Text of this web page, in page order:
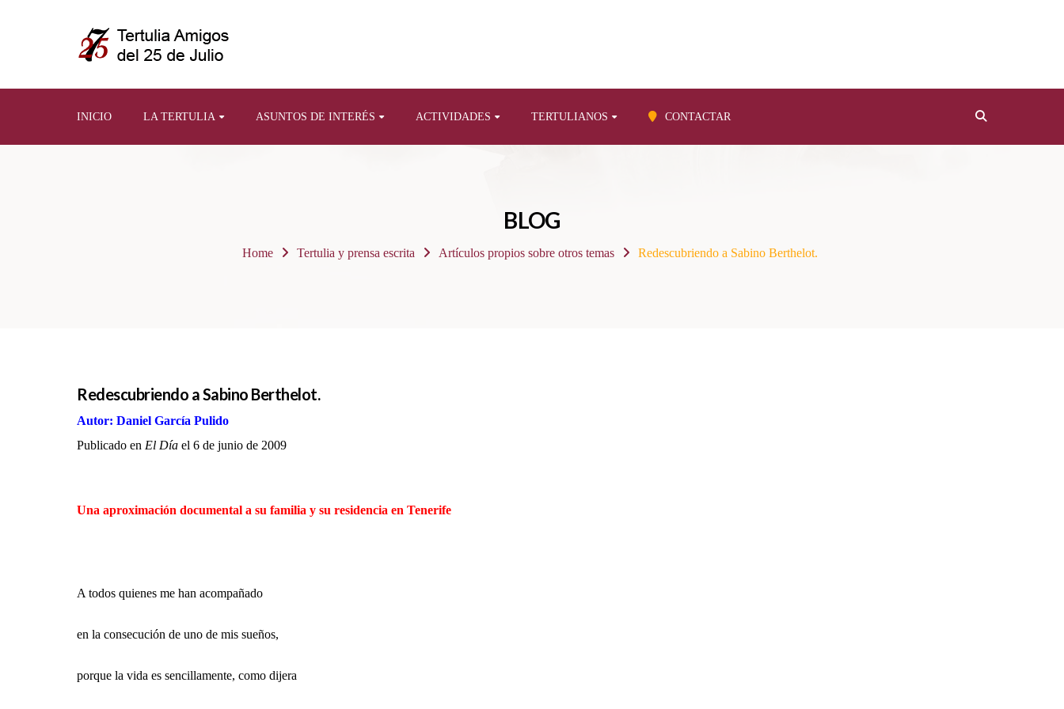
INICIO LA TERTULIA ASUNTOS DE INTERÉS ACTIVIDADES TERTULIANOS CONTACTAR
BLOG
Home Tertulia y prensa escrita Artículos propios sobre otros temas Redescubriendo a Sabino Berthelot.
Redescubriendo a Sabino Berthelot.
Autor: Daniel García Pulido
Publicado en El Día el 6 de junio de 2009
Una aproximación documental a su familia y su residencia en Tenerife
A todos quienes me han acompañado
en la consecución de uno de mis sueños,
porque la vida es sencillamente, como dijera